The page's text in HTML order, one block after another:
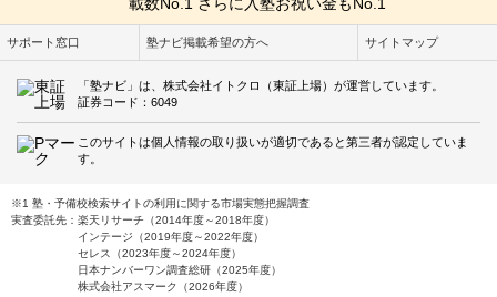
サポート窓口 塾ナビ掲載希望の方へ サイトマップ
「塾ナビ」は、株式会社イトクロ（東証上場）が運営しています。
証券コード：6049
このサイトは個人情報の取り扱いが適切であると第三者が認定していま
す。
※1 塾・予備校検索サイトの利用に関する市場実態把握調査
実査委託先：楽天リサーチ（2014年度～2018年度）
インテージ（2019年度～2022年度）
セレス（2023年度～2024年度）
日本ナンバーワン調査総研（2025年度）
株式会社アスマーク（2026年度）